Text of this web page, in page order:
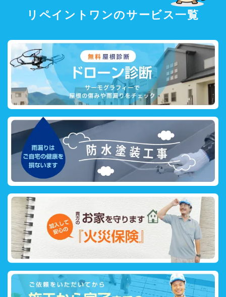
リペイントワンのサービス一覧